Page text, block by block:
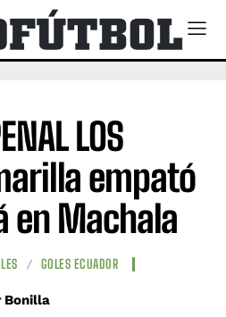
LOS
empató
en Machala
GOLES ECUADOR
Bonilla